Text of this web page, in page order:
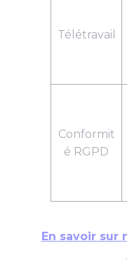
Télétravail
Conformit
é RGPD
En savoir sur